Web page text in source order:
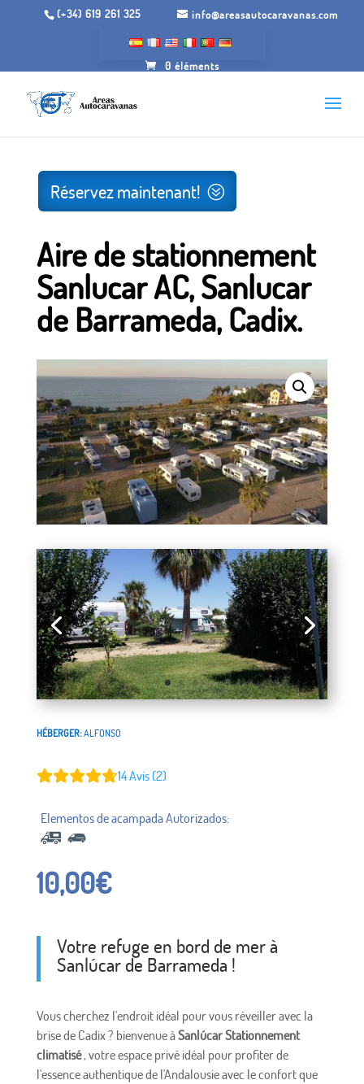
(+34) 619 261 325 info@areasautocaravanas.com
0 éléments
Sanlucar AC, Sanlucar de Barrameda, Cadix.
Réservez maintenant!
Aire de stationnement
Sanlucar AC, Sanlucar
de Barrameda, Cadix.
HÉBERGER:ALFONSO
14Avis (2)
10,00€
Votre refuge en bord de mer à
Sanlúcar de Barrameda !
Vous cherchez l'endroit idéal pour vous réveiller avec la
brise de Cadix ? bienvenue àSanlúcarStationnement
climatisé, votre espace privé idéal pour profiter de
l'essence authentique de l'Andalousie avec le confort que